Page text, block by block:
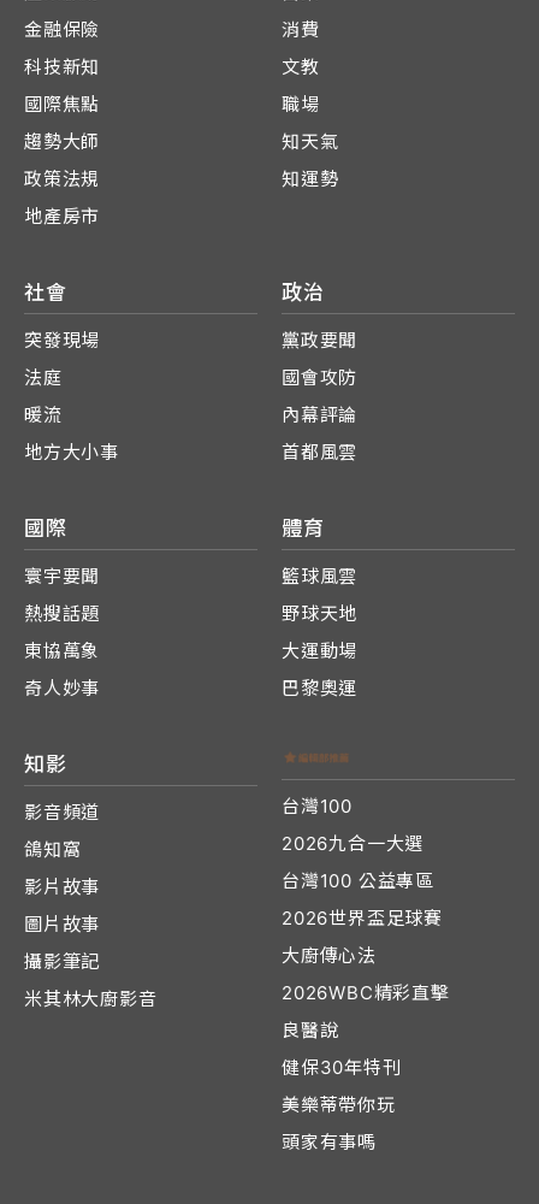
金融保險
科技新知
國際焦點
趨勢大師
政策法規
地產房市
消費
文教
職場
知天氣
知運勢
社會
突發現場
法庭
暖流
地方大小事
政治
黨政要聞
國會攻防
內幕評論
首都風雲
國際
寰宇要聞
熱搜話題
東協萬象
奇人妙事
體育
籃球風雲
野球天地
大運動場
巴黎奧運
知影
影音頻道
鴿知窩
影片故事
圖片故事
攝影筆記
米其林大廚影音
台灣100
2026九合一大選
台灣100 公益專區
2026世界盃足球賽
大廚傳心法
2026WBC精彩直擊
良醫說
健保30年特刊
美樂蒂帶你玩
頭家有事嗎